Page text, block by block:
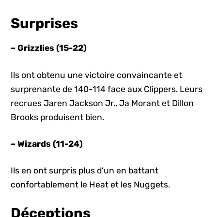
Surprises
– Grizzlies (15-22)
Ils ont obtenu une victoire convaincante et
surprenante de 140-114 face aux Clippers. Leurs
recrues Jaren Jackson Jr., Ja Morant et Dillon
Brooks produisent bien.
– Wizards (11-24)
Ils en ont surpris plus d’un en battant
confortablement le Heat et les Nuggets.
Déceptions